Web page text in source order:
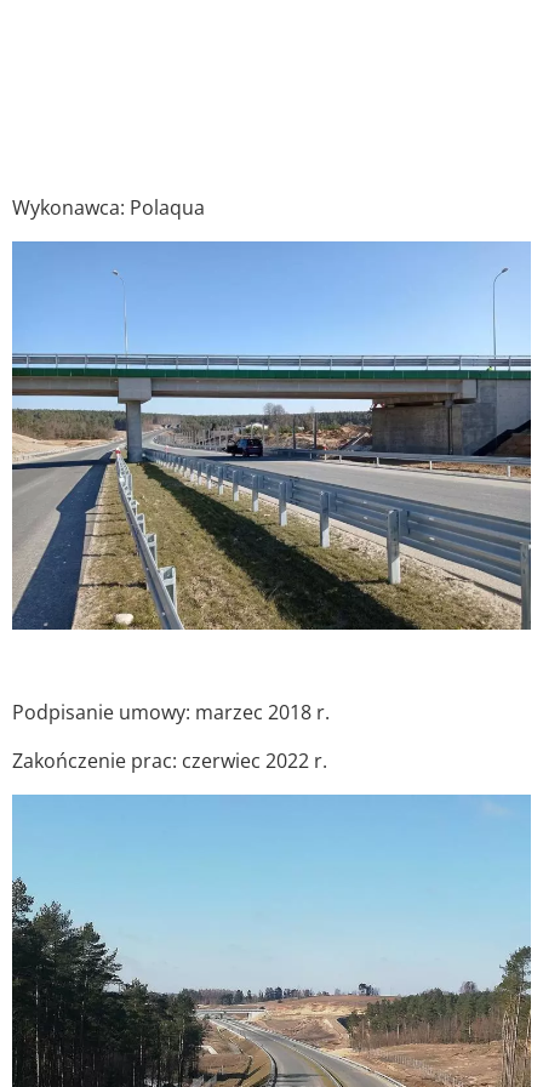
Wykonawca: Polaqua
Podpisanie umowy: marzec 2018 r.
Zakończenie prac: czerwiec 2022 r.